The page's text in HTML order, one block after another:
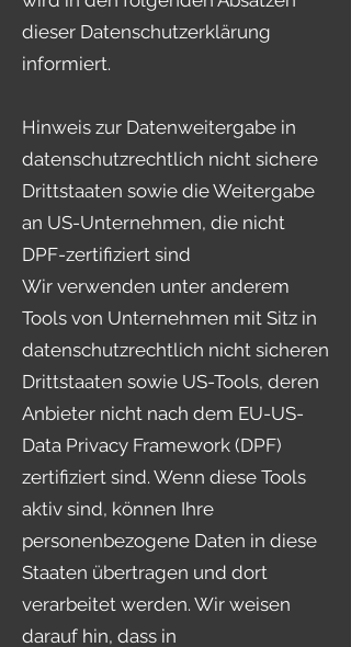
dieser Datenschutzerklärung
informiert.
Hinweis zur Datenweitergabe in
datenschutzrechtlich nicht sichere
Drittstaaten sowie die Weitergabe
an US-Unternehmen, die nicht
DPF-zertifiziert sind
Wir verwenden unter anderem
Tools von Unternehmen mit Sitz in
datenschutzrechtlich nicht sicheren
Drittstaaten sowie US-Tools, deren
Anbieter nicht nach dem EU-US-
Data Privacy Framework (DPF)
zertifiziert sind. Wenn diese Tools
aktiv sind, können Ihre
personenbezogene Daten in diese
Staaten übertragen und dort
verarbeitet werden. Wir weisen
darauf hin, dass in